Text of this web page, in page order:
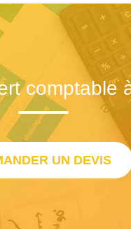
comptable
UN DEVIS